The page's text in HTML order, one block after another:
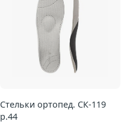
Стельки ортопед. СК-119
р.44